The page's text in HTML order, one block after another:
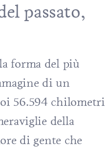
passato,
forma del più
di un
56.594 chilometri
della
di gente che